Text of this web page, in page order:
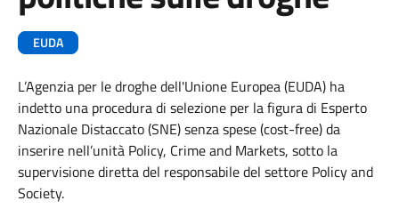
EUDA
L’Agenzia per le droghe dell'Unione Europea (EUDA) ha
indetto una procedura di selezione per la figura di Esperto
Nazionale Distaccato (SNE) senza spese (cost-free) da
inserire nell’unità Policy, Crime and Markets, sotto la
supervisione diretta del responsabile del settore Policy and
Society.